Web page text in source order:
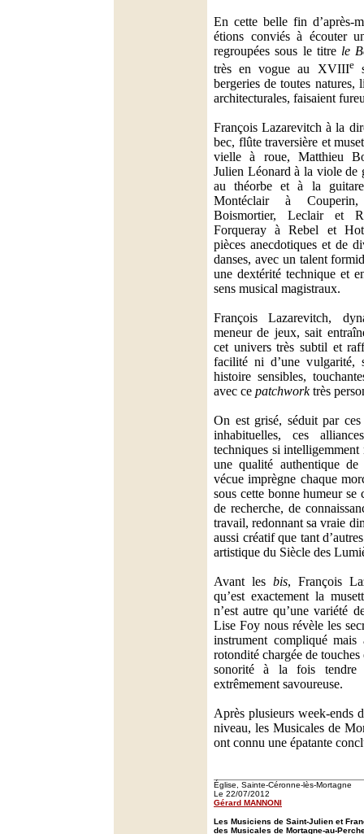
En cette belle fin d’après-
étions conviés à écouter
regroupées sous le titre le
très en vogue au XVIIIe
bergeries de toutes natures,
architecturales, faisaient
François Lazarevitch à la
bec, flûte traversière et
vielle à roue, Matthieu
Julien Léonard à la viole de
au théorbe et à la
Montéclair à
Boismortier, Leclair et
Forqueray à Rebel et
pièces anecdotiques et de
danses, avec un talent
une dextérité technique et
sens musical magistraux.
François Lazarevitch,
meneur de jeux, sait
cet univers très subtil et
facilité ni d’une vulgarité,
histoire sensibles,
avec ce patchworktrès
On est grisé, séduit par
inhabituelles, ces
techniques si intelligemment
une qualité authentique de
vécue imprègne chaque
sous cette bonne humeur se
de recherche, de
travail, redonnant sa vraie
aussi créatif que tant
artistique du Siècle des
Avant les bis, François
qu’est exactement la
n’est autre qu’une variété
Lise Foy nous révèle les
instrument compliqué mais
rotondité chargée de touches
sonorité à la fois tendre
extrêmement savoureuse.
Après plusieurs week-ends
niveau, les Musicales de
ont connu une épatante
Église, Sainte-Céronne-lès-Mortagne
Le 22/07/2012
Gérard MANNONI
Les Musiciens de Saint-Julien et
des Musicales de Mortagne-au-